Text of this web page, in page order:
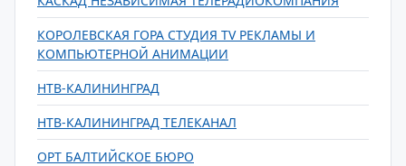
КОРОЛЕВСКАЯ ГОРА СТУДИЯ TV РЕКЛАМЫ И
КОМПЬЮТЕРНОЙ АНИМАЦИИ
НТВ-КАЛИНИНГРАД
НТВ-КАЛИНИНГРАД ТЕЛЕКАНАЛ
ОРТ БАЛТИЙСКОЕ БЮРО